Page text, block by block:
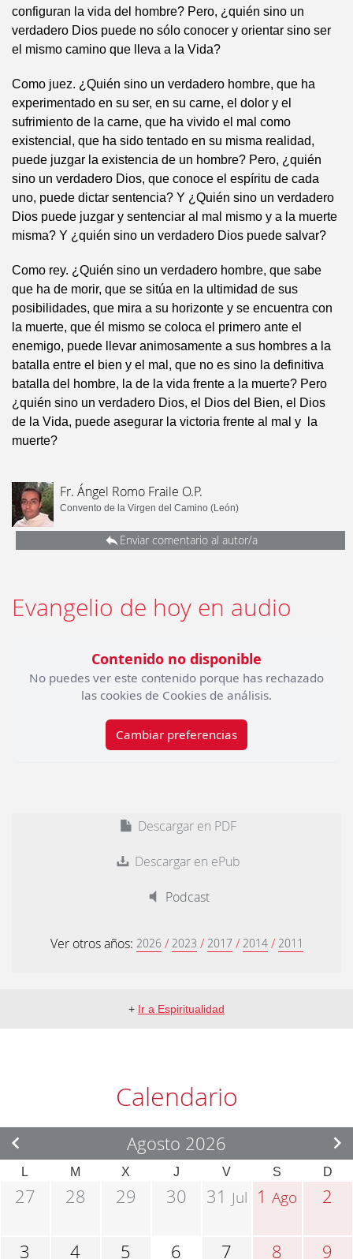
configuran la vida del hombre? Pero, ¿quién sino un
verdadero Dios puede no sólo conocer y orientar sino ser
el mismo camino que lleva a la Vida?
Como juez. ¿Quién sino un verdadero hombre, que ha
experimentado en su ser, en su carne, el dolor y el
sufrimiento de la carne, que ha vivido el mal como
existencial, que ha sido tentado en su misma realidad,
puede juzgar la existencia de un hombre? Pero, ¿quién
sino un verdadero Dios, que conoce el espíritu de cada
uno, puede dictar sentencia? Y ¿Quién sino un verdadero
Dios puede juzgar y sentenciar al mal mismo y a la muerte
misma? Y ¿quién sino un verdadero Dios puede salvar?
Como rey. ¿Quién sino un verdadero hombre, que sabe
que ha de morir, que se sitúa en la ultimidad de sus
posibilidades, que mira a su horizonte y se encuentra con
la muerte, que él mismo se coloca el primero ante el
enemigo, puede llevar animosamente a sus hombres a la
batalla entre el bien y el mal, que no es sino la definitiva
batalla del hombre, la de la vida frente a la muerte? Pero
¿quién sino un verdadero Dios, el Dios del Bien, el Dios
de la Vida, puede asegurar la victoria frente al mal y la
muerte?
Fr. Ángel Romo Fraile O.P.
Convento de la Virgen del Camino (León)
Enviar comentario al autor/a
Evangelio de hoy en audio
Contenido no disponible
No puedes ver este contenido porque has rechazado
las cookies de Cookies de análisis.
Cambiar preferencias
Descargar en PDF
Descargar en ePub
Podcast
Ver otros años: 2026 / 2023 / 2017 / 2014 / 2011
+ Ir a Espiritualidad
Calendario
Agosto 2026
L M X J V S D
27 28 29 30 31 Jul 1Ago 2
3 4 5 6 7 8 9